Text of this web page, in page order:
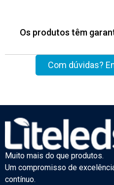
Os produtos têm
Com dúvidas?
Muito mais do que produtos.
Um compromisso de
contínuo.